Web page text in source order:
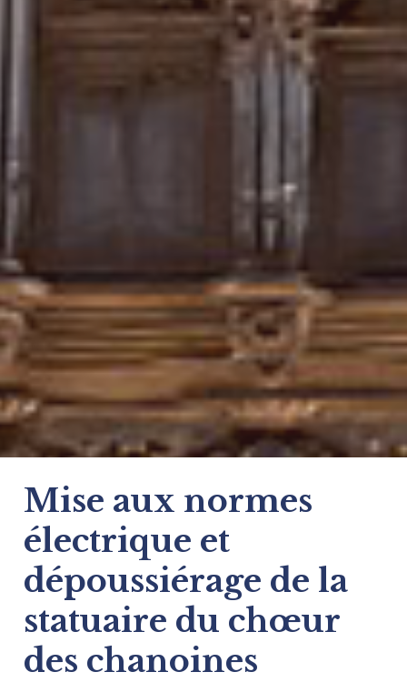
Mise aux normes
électrique et
dépoussiérage de la
statuaire du chœur
des chanoines